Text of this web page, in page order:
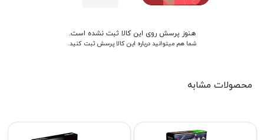
هنوز پرسش روی این کالا ثبت نشده است.
شما هم میتوانید درباره این کالا پرسش ثبت کنید.
محصولات مشابه